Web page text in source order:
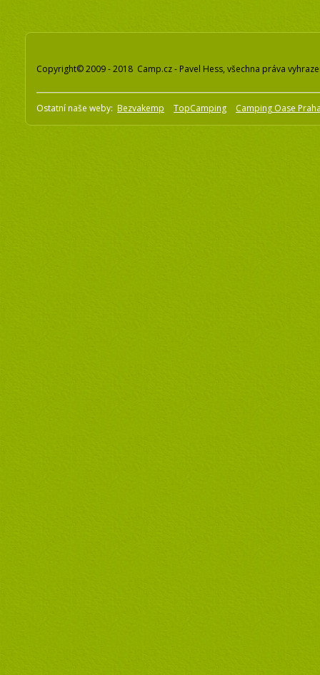
Copyright© 2009 - 2018 Camp.cz - Pavel Hess, všechna práva
Ostatní naše weby: Bezvakemp TopCamping Camping Oase